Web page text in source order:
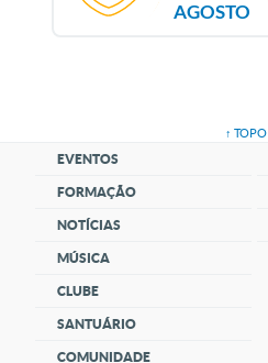
AGOSTO
↑ TOPO
EVENTOS
FORMAÇÃO
NOTÍCIAS
MÚSICA
CLUBE
SANTUÁRIO
COMUNIDADE